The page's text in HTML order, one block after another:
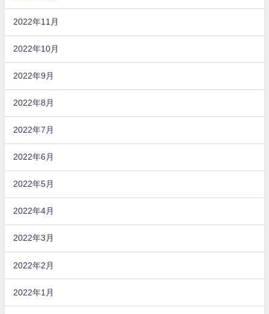
2022年11月
2022年10月
2022年9月
2022年8月
2022年7月
2022年6月
2022年5月
2022年4月
2022年3月
2022年2月
2022年1月